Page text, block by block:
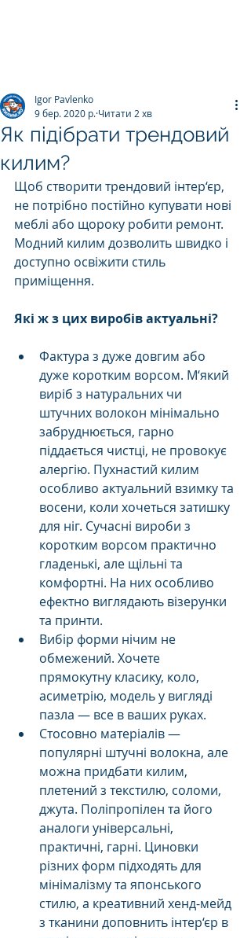
Як підібрати трендовий
килим?
Igor Pavlenko
9 бер. 2020 р. Читати 2 хв
Щоб створити трендовий інтер‘єр,
не потрібно постійно купувати нові
меблі або щороку робити ремонт.
Модний килим дозволить швидко і
доступно освіжити стиль
приміщення.
Які ж з цих виробів актуальні?
Фактура з дуже довгим або
дуже коротким ворсом. М‘який
виріб з натуральних чи
штучних волокон мінімально
забруднюється, гарно
піддається чистці, не провокує
алергію. Пухнастий килим
особливо актуальний взимку та
восени, коли хочеться затишку
для ніг. Сучасні вироби з
коротким ворсом практично
гладенькі, але щільні та
комфортні. На них особливо
ефектно виглядають візерунки
та принти.
Вибір форми нічим не
обмежений. Хочете
прямокутну класику, коло,
асиметрію, модель у вигляді
пазла — все в ваших руках.
Стосовно матеріалів —
популярні штучні волокна, але
можна придбати килим,
плетений з текстилю, соломи,
джута. Поліпропілен та його
аналоги універсальні,
практичні, гарні. Циновки
різних форм підходять для
мінімалізму та японського
стилю, а креативний хенд-мейд
з тканини доповнить інтер‘єр в